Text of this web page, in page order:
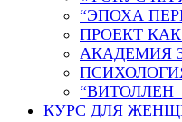
“ЭПОХА
ПРОЕКТ
АКАДЕМИЯ
“ВИТОЛЛЕН
КУРС ДЛЯ